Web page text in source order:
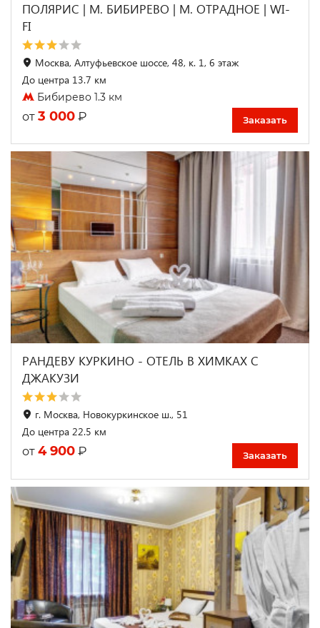
ПОЛЯРИС | М. БИБИРЕВО | М. ОТРАДНОЕ | WI-
FI
Москва, Алтуфьевское шоссе, 48, к. 1, 6 этаж
До центра 13.7 км
Бибирево 1.3 км
от 3 000 ₽ Заказать
РАНДЕВУ КУРКИНО - ОТЕЛЬ В ХИМКАХ С
ДЖАКУЗИ
г. Москва, Новокуркинское ш., 51
До центра 22.5 км
от 4 900 ₽ Заказать